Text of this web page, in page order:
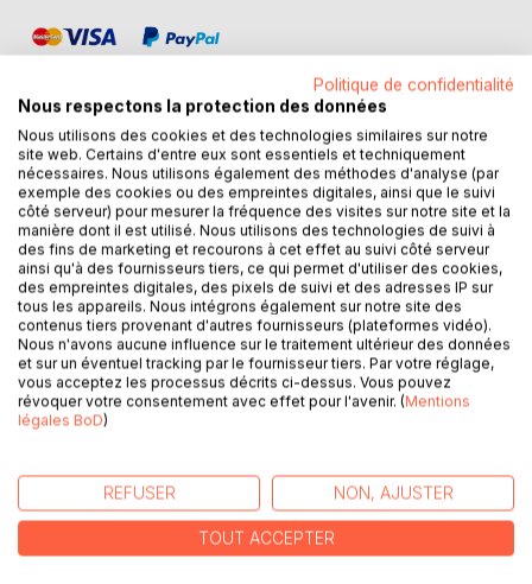
DESCRIPTION
Je prends soin de mes rêves
Des graines de guérison
Une rosée d'espoir
Chaque jour,
Je les caresse
Je les respire
Je les écris
Le coeur mouillé
Je les arrose d'amour
Pour qu'ils deviennent
Les roses de mes lendemains
Politique de confidentialité
Nous respectons la protection des données
Nous utilisons des cookies et des technologies similaires sur notre
site web. Certains d'entre eux sont essentiels et techniquement
nécessaires. Nous utilisons également des méthodes d'analyse (par
exemple des cookies ou des empreintes digitales, ainsi que le suivi
côté serveur) pour mesurer la fréquence des visites sur notre site et la
manière dont il est utilisé. Nous utilisons des technologies de suivi à
des fins de marketing et recourons à cet effet au suivi côté serveur
ainsi qu'à des fournisseurs tiers, ce qui permet d'utiliser des cookies,
des empreintes digitales, des pixels de suivi et des adresses IP sur
tous les appareils. Nous intégrons également sur notre site des
contenus tiers provenant d'autres fournisseurs (plateformes vidéo).
Nous n'avons aucune influence sur le traitement ultérieur des données
et sur un éventuel tracking par le fournisseur tiers. Par votre réglage,
vous acceptez les processus décrits ci-dessus. Vous pouvez
révoquer votre consentement avec effet pour l'avenir. (Mentions
légales BoD)
REFUSER NON, AJUSTER
TOUT ACCEPTER